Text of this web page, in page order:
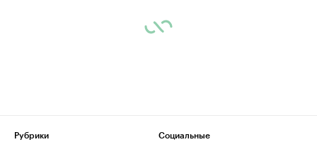
Рубрики
Социальные